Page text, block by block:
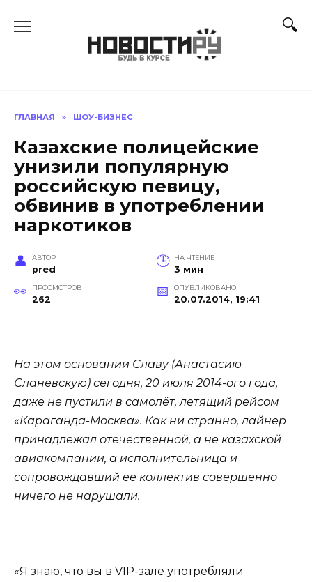
ГЛАВНАЯ » ШОУ-БИЗНЕС
Казахские полицейские
унизили популярную
российскую певицу,
обвинив в употреблении
наркотиков
АВТОР
pred
НА ЧТЕНИЕ
3 мин
ПРОСМОТРОВ
262
ОПУБЛИКОВАНО
20.07.2014, 19:41
На этом основании Славу (Анастасию
Сланевскую) сегодня, 20 июля 2014-ого года,
даже не пустили в самолёт, летящий рейсом
«Караганда-Москва». Как ни странно, лайнер
принадлежал отечественной, а не казахской
авиакомпании, а исполнительница и
сопровождавший её коллектив совершенно
ничего не нарушали.
«Я знаю, что вы в VIP-зале употребляли